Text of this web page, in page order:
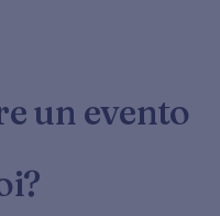
un evento